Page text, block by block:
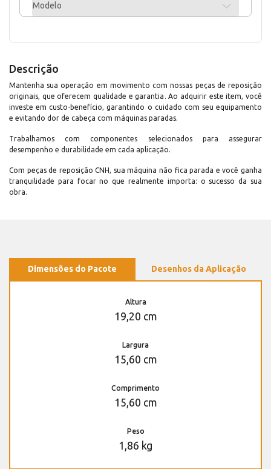
Modelo
Descrição
Mantenha sua operação em movimento com nossas peças de reposição
originais, que oferecem qualidade e garantia. Ao adquirir este item, você
investe em custo-benefício, garantindo o cuidado com seu equipamento
e evitando dor de cabeça com máquinas paradas.
Trabalhamos com componentes selecionados para assegurar
desempenho e durabilidade em cada aplicação.
Com peças de reposição CNH, sua máquina não fica parada e você ganha
tranquilidade para focar no que realmente importa: o sucesso da sua
obra.
Dimensões do Pacote Desenhos da Aplicação
Altura
19,20 cm
Largura
15,60 cm
Comprimento
15,60 cm
Peso
1,86 kg